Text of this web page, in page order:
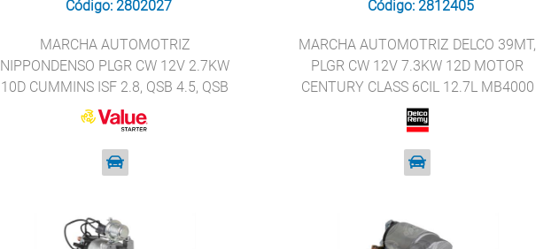
Código: 2802027
MARCHA AUTOMOTRIZ
NIPPONDENSO PLGR CW 12V 2.7KW
10D CUMMINS ISF 2.8, QSB 4.5, QSB
5.9, QSB 6.7 VALUE STARTER 16096
Código: 2812405
MARCHA AUTOMOTRIZ DELCO 39MT,
PLGR CW 12V 7.3KW 12D MOTOR
CENTURY CLASS 6CIL 12.7L MB4000
CASCADIA REMY 8200434